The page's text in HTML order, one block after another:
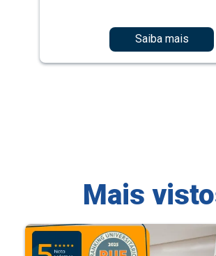
Saiba mais
Mais